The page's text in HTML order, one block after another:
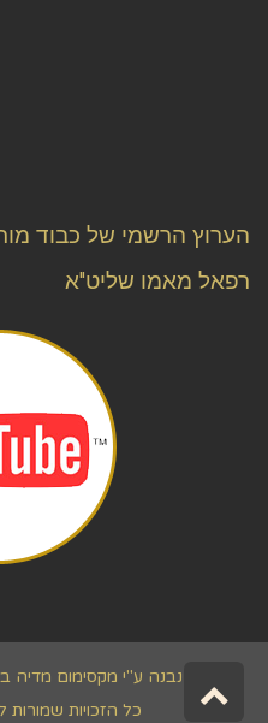
הערוץ הרשמי של כבוד
רפאל מאמו שליט"א
נבנה ע"י מקסימום מדיה
כל הזכויות שמורות
גלילה